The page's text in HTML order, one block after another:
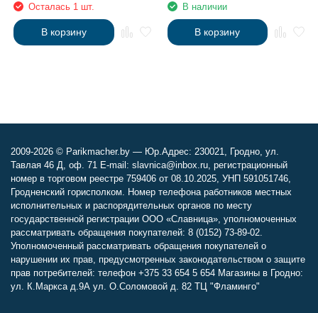
Осталась 1 шт.
В корзину
В наличии
В корзину
2009-2026 © Parikmacher.by — Юр.Адрес: 230021, Гродно, ул.
Тавлая 46 Д, оф. 71 E-mail: slavnica@inbox.ru, регистрационный
номер в торговом реестре 759406 от 08.10.2025, УНП 591051746,
Гродненский горисполком. Номер телефона работников местных
исполнительных и распорядительных органов по месту
государственной регистрации ООО «Славница», уполномоченных
рассматривать обращения покупателей: 8 (0152) 73-89-02.
Уполномоченный рассматривать обращения покупателей о
нарушении их прав, предусмотренных законодательством о защите
прав потребителей: телефон +375 33 654 5 654 Магазины в Гродно:
ул. К.Маркса д.9А ул. О.Соломовой д. 82 ТЦ "Фламинго"